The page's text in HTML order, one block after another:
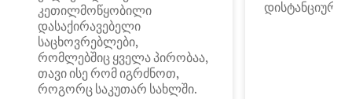
კეთილმოწყობილი
დასაქირავებელი
საცხოვრებლები,
რომლებშიც ყველა პირობაა,
თავი ისე რომ იგრძნოთ,
როგორც საკუთარ სახლში.
დისტანციური